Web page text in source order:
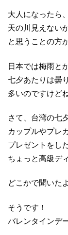
大人になったら
天の川見えない
と思うことの方
日本では梅雨と
七夕あたりは曇
多いのですけどね
さて、台湾の七
カップルやプレ
プレゼントをし
ちょっと高級デ
どこかで聞いた
そうです！
バレンタインデ